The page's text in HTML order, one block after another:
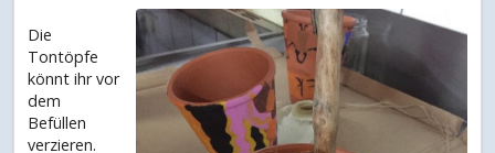
Die
Tontöpfe
könnt ihr vor
dem
Befüllen
verzieren.